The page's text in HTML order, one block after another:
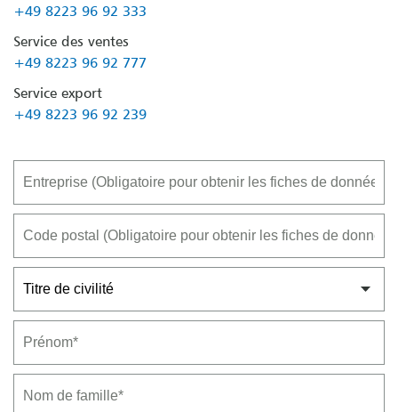
+49 8223 96 92 333
Service des ventes
+49 8223 96 92 777
Service export
+49 8223 96 92 239